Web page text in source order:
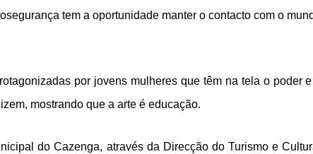
tem a oportunidade manter o contacto com o
por jovens mulheres que têm na tela o poder
mostrando que a arte é educação.
do Cazenga, através da Direcção do Turismo e